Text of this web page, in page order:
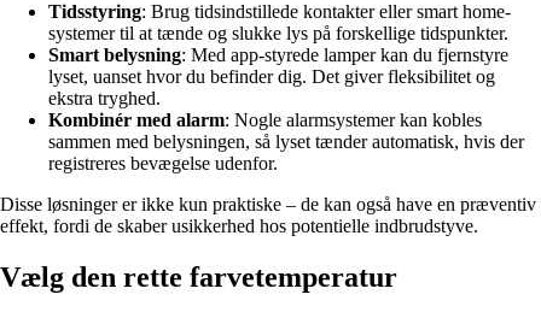
Tidsstyring: Brug tidsindstillede kontakter eller smart home-
systemer til at tænde og slukke lys på forskellige tidspunkter.
Smart belysning: Med app-styrede lamper kan du fjernstyre
lyset, uanset hvor du befinder dig. Det giver fleksibilitet og
ekstra tryghed.
Kombinér med alarm: Nogle alarmsystemer kan kobles
sammen med belysningen, så lyset tænder automatisk, hvis der
registreres bevægelse udenfor.
Disse løsninger er ikke kun praktiske – de kan også have en præventiv
effekt, fordi de skaber usikkerhed hos potentielle indbrudstyve.
Vælg den rette farvetemperatur